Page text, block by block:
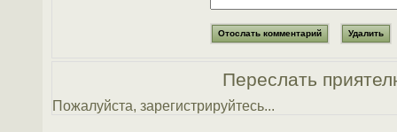
Переслать
Пожалуйста, зарегистрируйтесь...